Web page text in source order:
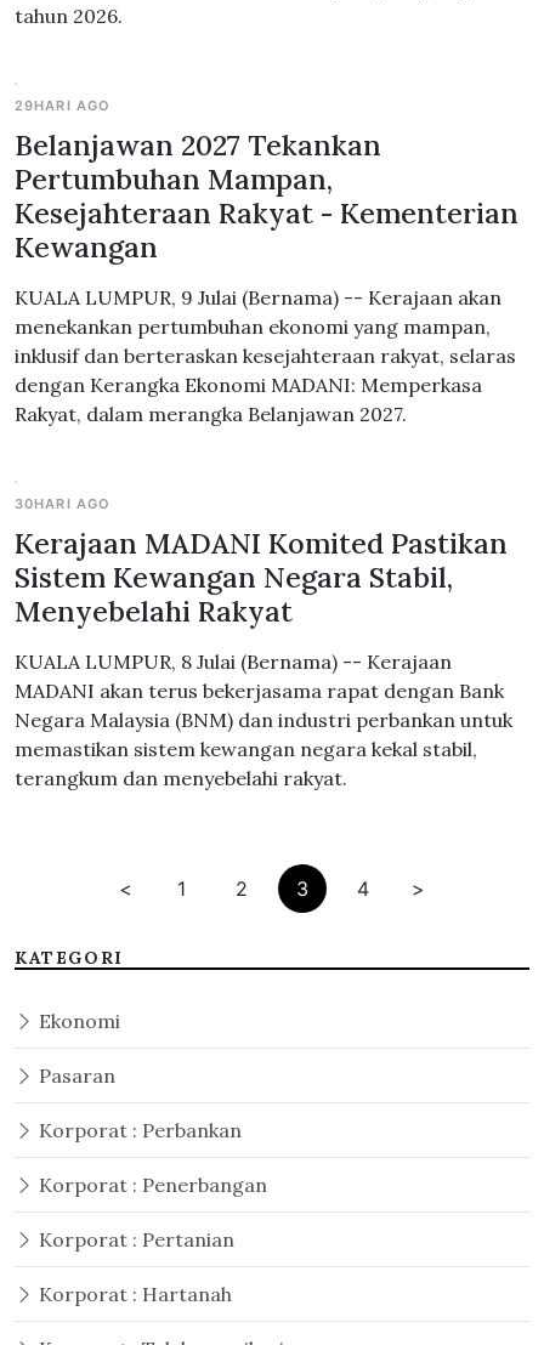
tahun 2026.
29HARI AGO
Belanjawan 2027 Tekankan
Pertumbuhan Mampan,
Kesejahteraan Rakyat - Kementerian
Kewangan
KUALA LUMPUR, 9 Julai (Bernama) -- Kerajaan akan
menekankan pertumbuhan ekonomi yang mampan,
inklusif dan berteraskan kesejahteraan rakyat, selaras
dengan Kerangka Ekonomi MADANI: Memperkasa
Rakyat, dalam merangka Belanjawan 2027.
30HARI AGO
Kerajaan MADANI Komited Pastikan
Sistem Kewangan Negara Stabil,
Menyebelahi Rakyat
KUALA LUMPUR, 8 Julai (Bernama) -- Kerajaan
MADANI akan terus bekerjasama rapat dengan Bank
Negara Malaysia (BNM) dan industri perbankan untuk
memastikan sistem kewangan negara kekal stabil,
terangkum dan menyebelahi rakyat.
< 1 2 3 4 >
KATEGORI
Ekonomi
Pasaran
Korporat : Perbankan
Korporat : Penerbangan
Korporat : Pertanian
Korporat : Hartanah